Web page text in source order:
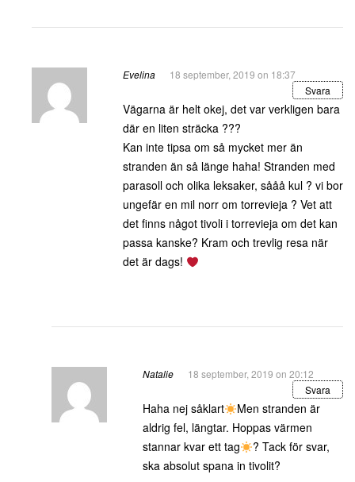
Evelina
18 september, 2019 on 18:37
Svara
Vägarna är helt okej, det var verkligen bara
där en liten sträcka ???
Kan inte tipsa om så mycket mer än
stranden än så länge haha! Stranden med
parasoll och olika leksaker, sååå kul ? vi bor
ungefär en mil norr om torrevieja ? Vet att
det finns något tivoli i torrevieja om det kan
passa kanske? Kram och trevlig resa när
det är dags!
Natalie
18 september, 2019 on 20:12
Svara
Haha nej såklart
Men stranden är
aldrig fel, längtar. Hoppas värmen
stannar kvar ett tag
? Tack för svar,
ska absolut spana in tivolit?